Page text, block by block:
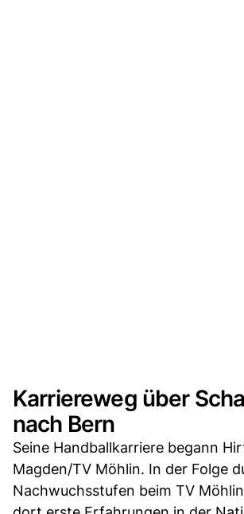
Karriereweg über
nach Bern
Seine Handballkarriere begann
Magden/TV Möhlin. In der Folge
Nachwuchsstufen beim TV